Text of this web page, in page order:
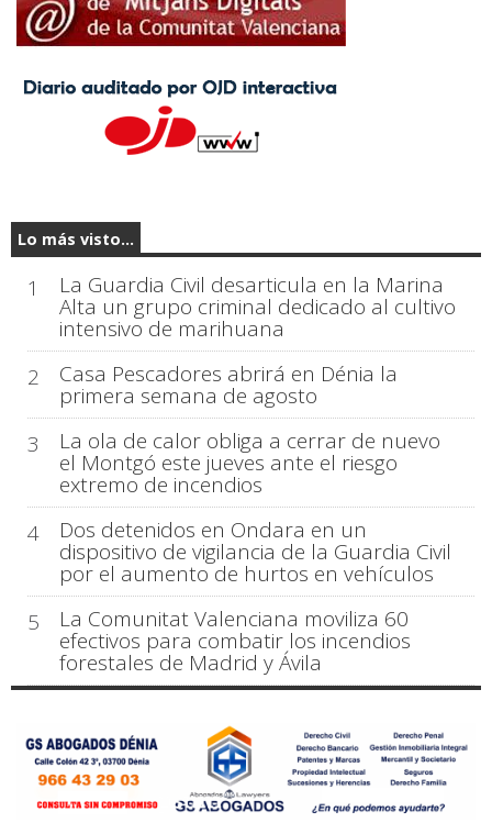
Lo más visto...
1 La Guardia Civil desarticula en la Marina
Alta un grupo criminal dedicado al cultivo
intensivo de marihuana
2
Casa Pescadores abrirá en Dénia la
primera semana de agosto
3
La ola de calor obliga a cerrar de nuevo
el Montgó este jueves ante el riesgo
extremo de incendios
4
Dos detenidos en Ondara en un
dispositivo de vigilancia de la Guardia Civil
por el aumento de hurtos en vehículos
5
La Comunitat Valenciana moviliza 60
efectivos para combatir los incendios
forestales de Madrid y Ávila